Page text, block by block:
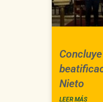
Nieto
LEER MÁS